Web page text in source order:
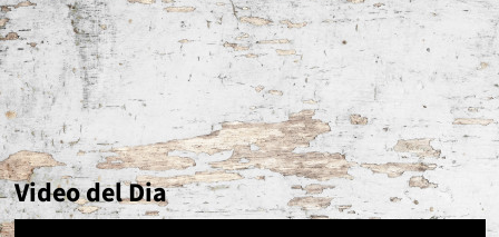
Video del Dia